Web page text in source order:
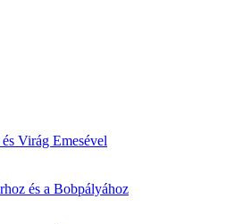
Virág Emesével
és a Bobpályához